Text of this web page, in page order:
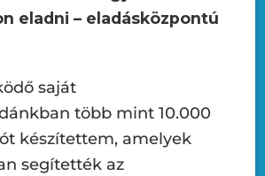
eladni – eladásközpontú
saját
több mint 10.000
készítettem, amelyek
segítették az